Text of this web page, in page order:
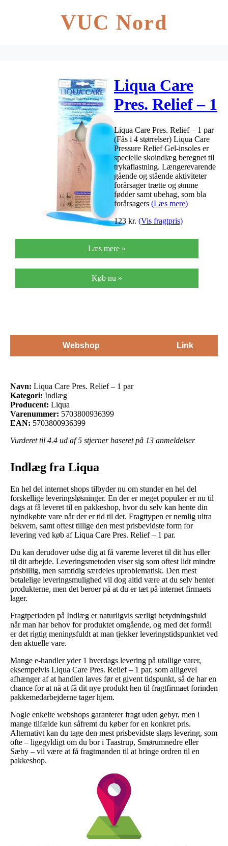
VUC Nord
Liqua Care
Pres. Relief – 1
par
Liqua Care Pres. Relief – 1 par
(Fås i 4 størrelser) Liqua Care
Pressure Relief Gel-insoles er
specielle skoindlæg beregnet til
trykaflastning. Længerevarende
gående og stående aktiviteter
forårsager trætte og ømme
fødder samt ubehag, som bla
forårsagers (Læs mere)
123 kr. (Vis fragtpris)
Læs mere »
Køb nu »
Webshop Link
Navn: Liqua Care Pres. Relief – 1 par
Kategori: Indlæg
Producent: Liqua
Varenummer: 5703800936399
EAN: 5703800936399
Vurderet til 4.4 ud af 5 stjerner baseret på 13 anmeldelser
Indlæg fra Liqua
En hel del internet shops tilbyder nu om stunder en hel del
forskellige leveringsløsninger. En der er meget populær er nu til
dags at få leveret til en pakkeshop, hvor du selv kan hente din
nyindkøbte vare når der er tid til det. Fragttypen er nemlig ultra
bekvem, samt oftest tillige den mest prisbevidste form for
levering ved køb af Liqua Care Pres. Relief – 1 par.
Du kan derudover udse dig at få varerne leveret til dit hus eller
til dit arbejde. Leveringsmetoden viser sig som oftest lidt mindre
prisbillig, men samtidig særdeles uproblematisk. Den mest
betalelige leveringsmulighed vil dog altid være at du selv henter
produkterne, men det beroer på at du er tæt på internet firmaets
lager.
Fragtperioden på Indlæg er naturligvis særligt betydningsfuld
når man har behov for produktet omgående, og med det formål
er det rigtig meningsfuldt at man tjekker leveringstidspunktet ved
den aktuelle vare.
Mange e-handler yder 1 hverdags levering på utallige varer,
eksempelvis Liqua Care Pres. Relief – 1 par, som alligevel
afhænger af at handlen laves før et givent tidspunkt, så de har en
chance for at nå at få dit nye produkt hen til fragtfirmaet forinden
pakkemedarbejderne tager hjem.
Nogle enkelte webshops garanterer fragt uden gebyr, men i
mange tilfælde kun såfremt du køber for en konkret pris.
Alternativt kan du tage den mest prisbevidste slags levering, som
ofte – ligegyldigt om du bor i Taastrup, Smørumnedre eller
Sæby – vil være at få fragtmanden til at bringe ordren til en
pakkeshop.